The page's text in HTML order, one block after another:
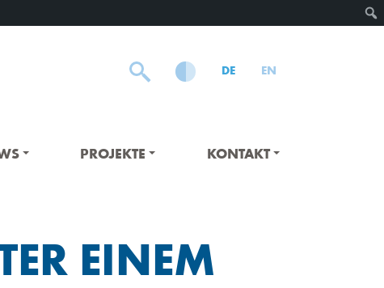
DE EN
PROJEKTE KONTAKT
EINEM